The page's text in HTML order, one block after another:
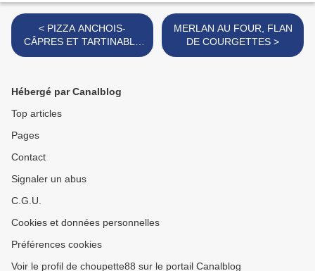
< PIZZA ANCHOIS-
CÂPRES ET TARTINABLE
OLIVES NOIRES
MERLAN AU FOUR, FLAN
DE COURGETTES >
Hébergé par Canalblog
Top articles
Pages
Contact
Signaler un abus
C.G.U.
Cookies et données personnelles
Préférences cookies
Voir le profil de choupette88 sur le portail Canalblog